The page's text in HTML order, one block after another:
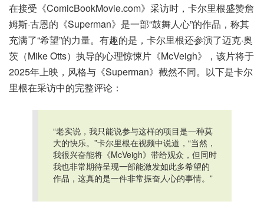
在接受《ComicBookMovie.com》采访时，卡尔里根盛赞詹
姆斯·古恩的《Superman》是一部“鼓舞人心”的作品，称其
充满了“希望”的力量。有趣的是，卡尔里根还参演了迈克·奥
茨（Mike Otts）执导的心理惊悚片《McVeigh》，该片将于
2025年上映，风格与《Superman》截然不同。以下是卡尔
里根在采访中的完整评论：
“老实说，我只能说参与这样的项目是一种莫
大的快乐。”卡尔里根在视频中说道，“当然，
我很兴奋能将《McVeigh》带给观众，但同时
我也非常期待呈现一部能激发如此多希望的
作品，这真的是一件非常振奋人心的事情。”